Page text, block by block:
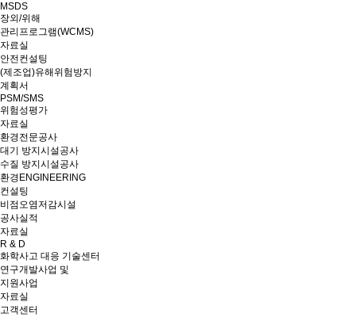
MSDS
장외/위해
관리프로그램(WCMS)
자료실
안전컨설팅
(제조업)유해위험방지
계획서
PSM/SMS
위험성평가
자료실
환경전문공사
대기 방지시설공사
수질 방지시설공사
환경ENGINEERING
컨설팅
비점오염저감시설
공사실적
자료실
R & D
화학사고 대응 기술센터
연구개발사업 및
지원사업
자료실
고객센터